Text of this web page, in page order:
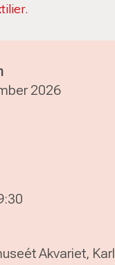
2026
Akvariet, Karl